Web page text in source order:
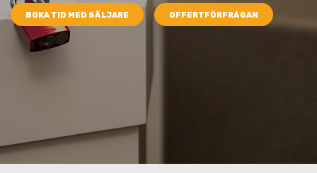
BOKA TID MED SÄLJARE OFFERTFÖRFRÅGAN